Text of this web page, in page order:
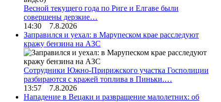
Весной текущего года по Риге и Елгаве были
совершены дерзкие…
14:30 7.8.2026
Заправился и уехал: в Марупеском крае расследуют
кражу бензина на АЗС
Сотрудники Южно-Пририжского участка Госполиции
разбираются с кражей топлива в Пиньки.…
13:57 7.8.2026
Нападение в Вецаки и развращение малолетних: об